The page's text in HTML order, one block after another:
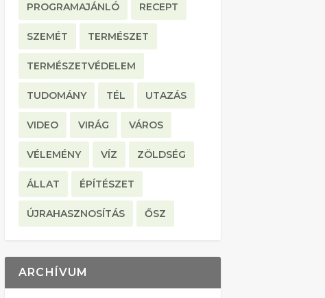
PROGRAMAJÁNLÓ RECEPT
SZEMÉT TERMÉSZET
TERMÉSZETVÉDELEM
TUDOMÁNY TÉL UTAZÁS
VIDEO VIRÁG VÁROS
VÉLEMÉNY VÍZ ZÖLDSÉG
ÁLLAT ÉPÍTÉSZET
ÚJRAHASZNOSÍTÁS ŐSZ
ARCHÍVUM